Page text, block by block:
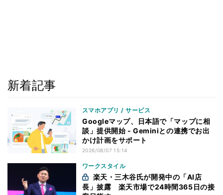
新着記事
スマホアプリ / サービス
Googleマップ、日本語で「マップに相
談」提供開始 - Geminiとの連携でお出
かけ計画をサポート
2026/08/07 15:14
ワークスタイル
長」披露 楽天市場で24時間365日の接